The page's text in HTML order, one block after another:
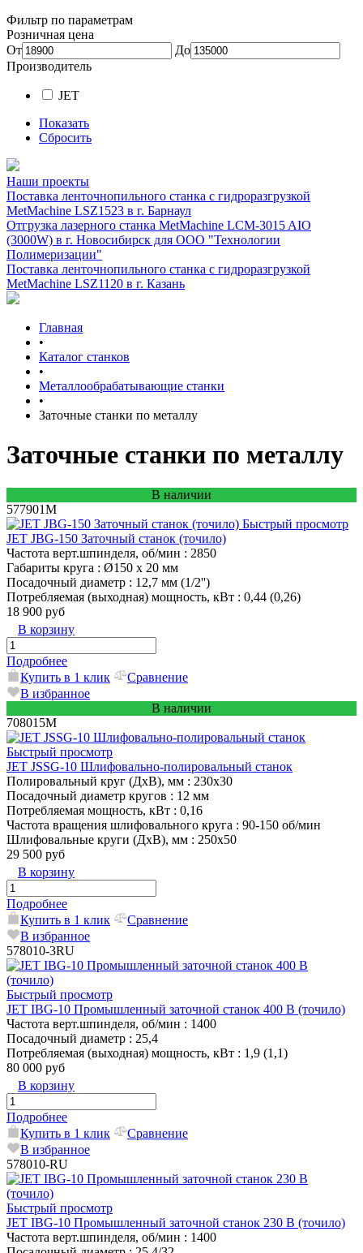
Фильтр по параметрам
Розничная цена
От
До
Производитель
JET
Показать
Сбросить
Наши проекты
Поставка ленточнопильного станка c гидроразгрузкой
MetMachine LSZ1523 в г. Барнаул
Отгрузка лазерного станка MetMachine LCM-3015 AIO
(3000W) в г. Новосибирск для ООО "Технологии
Полимеризации"
Поставка ленточнопильного станка c гидроразгрузкой
MetMachine LSZ1120 в г. Казань
Главная
•
Каталог станков
•
Металлообрабатывающие станки
•
Заточные станки по металлу
Заточные станки по металлу
В наличии
577901M
Быстрый просмотр
JET JBG-150 Заточный станок (точило)
Частота верт.шпинделя, об/мин : 2850
Габариты круга : Ø150 х 20 мм
Посадочный диаметр : 12,7 мм (1/2'')
Потребляемая (выходная) мощность, кВт : 0,44 (0,26)
18 900 руб
В корзину
Подробнее
Купить в 1 клик
Сравнение
В избранное
В наличии
708015M
Быстрый просмотр
JET JSSG-10 Шлифовально-полировальный станок
Полировальный круг (ДхВ), мм : 230х30
Посадочный диаметр кругов : 12 мм
Потребляемая мощность, кВт : 0,16
Частота вращения шлифовального круга : 90-150 об/мин
Шлифовальные круги (ДхВ), мм : 250х50
29 500 руб
В корзину
Подробнее
Купить в 1 клик
Сравнение
В избранное
578010-3RU
Быстрый просмотр
JET IBG-10 Промышленный заточной станок 400 В (точило)
Частота верт.шпинделя, об/мин : 1400
Посадочный диаметр : 25,4
Потребляемая (выходная) мощность, кВт : 1,9 (1,1)
80 000 руб
В корзину
Подробнее
Купить в 1 клик
Сравнение
В избранное
578010-RU
Быстрый просмотр
JET IBG-10 Промышленный заточной станок 230 В (точило)
Частота верт.шпинделя, об/мин : 1400